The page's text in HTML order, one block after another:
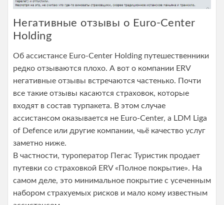
Негативные отзывы о Euro-Center
Holding
Об ассистансе Euro-Center Holding путешественники
редко отзываются плохо. А вот о компании ERV
негативные отзывы встречаются частенько. Почти
все такие отзывы касаются страховок, которые
входят в состав турпакета. В этом случае
ассистансом оказывается не Euro-Center, а LDM Liga
of Defence или другие компании, чьё качество услуг
заметно ниже.
В частности, туроператор Пегас Туристик продает
путевки со страховкой ERV «Полное покрытие». На
самом деле, это минимальное покрытие с усеченным
набором страхуемых рисков и мало кому известным